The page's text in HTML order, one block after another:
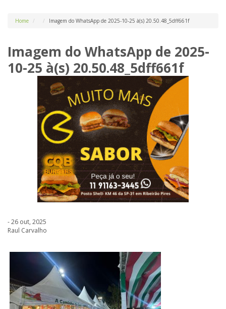
Home Imagem do WhatsApp de 2025-10-25 à(s) 20.50.48_5dff661f
Imagem do WhatsApp de 2025-
10-25 à(s) 20.50.48_5dff661f
- 26 out, 2025
Raul Carvalho